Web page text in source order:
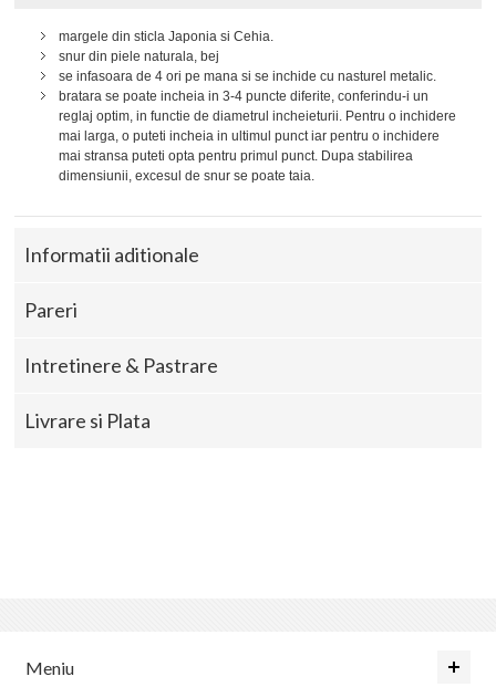
margele din sticla Japonia si Cehia.
snur din piele naturala, bej
se infasoara de 4 ori pe mana si se inchide cu nasturel metalic.
bratara se poate incheia in 3-4 puncte diferite, conferindu-i un
reglaj optim, in functie de diametrul incheieturii. Pentru o inchidere
mai larga, o puteti incheia in ultimul punct iar pentru o inchidere
mai stransa puteti opta pentru primul punct. Dupa stabilirea
dimensiunii, excesul de snur se poate taia.
Informatii aditionale
Pareri
Intretinere & Pastrare
Livrare si Plata
Meniu